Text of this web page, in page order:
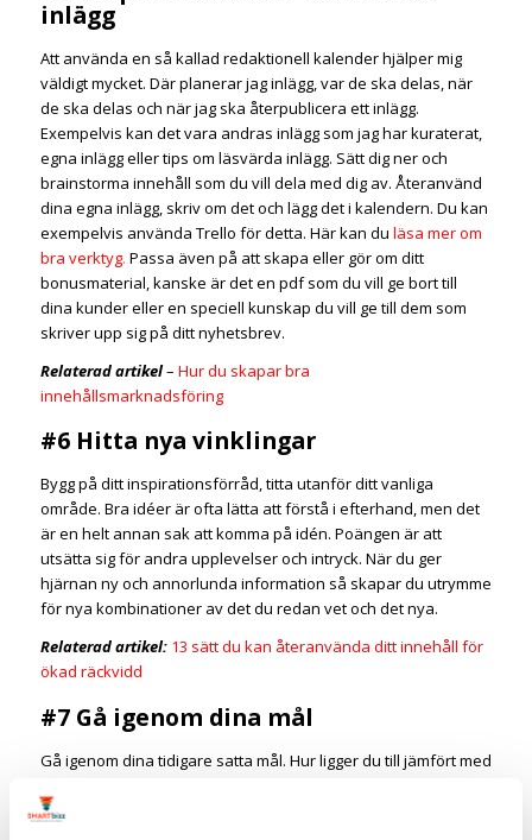
inlägg
Att använda en så kallad redaktionell kalender hjälper mig
väldigt mycket. Där planerar jag inlägg, var de ska delas, när
de ska delas och när jag ska återpublicera ett inlägg.
Exempelvis kan det vara andras inlägg som jag har kuraterat,
egna inlägg eller tips om läsvärda inlägg. Sätt dig ner och
brainstorma innehåll som du vill dela med dig av. Återanvänd
dina egna inlägg, skriv om det och lägg det i kalendern. Du kan
exempelvis använda Trello för detta. Här kan du läsa mer om
bra verktyg. Passa även på att skapa eller gör om ditt
bonusmaterial, kanske är det en pdf som du vill ge bort till
dina kunder eller en speciell kunskap du vill ge till dem som
skriver upp sig på ditt nyhetsbrev.
Relaterad artikel– Hur du skapar bra
innehållsmarknadsföring
#6 Hitta nya vinklingar
Bygg på ditt inspirationsförråd, titta utanför ditt vanliga
område. Bra idéer är ofta lätta att förstå i efterhand, men det
är en helt annan sak att komma på idén. Poängen är att
utsätta sig för andra upplevelser och intryck. När du ger
hjärnan ny och annorlunda information så skapar du utrymme
för nya kombinationer av det du redan vet och det nya.
Relaterad artikel: 13 sätt du kan återanvända ditt innehåll för
ökad räckvidd
#7 Gå igenom dina mål
Gå igenom dina tidigare satta mål. Hur ligger du till jämfört med
Kika på din budget, hur ligger du till där och hur ska din budget